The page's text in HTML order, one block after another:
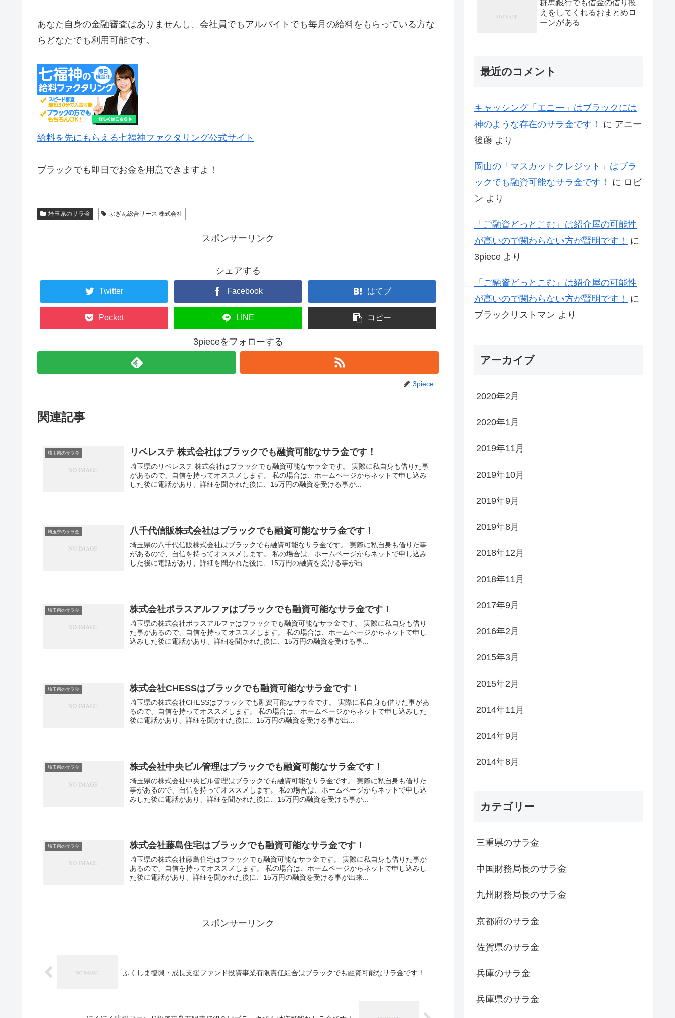
あなた自身の金融審査はありませんし、会社員でもアルバイトでも毎月の給料をもらっている方な
らどなたでも利用可能です。
給料を先にもらえる七福神ファクタリング公式サイト
ブラックでも即日でお金を用意できますよ！
埼玉県のサラ金 ぶぎん総合リース 株式会社
スポンサーリンク
シェアする
Twitter Facebook はてブ
Pocket LINE コピー
3pieceをフォローする
3piece
関連記事
埼玉県のサラ金 リベレステ 株式会社はブラックでも融資可能なサラ金です！
埼玉県のリベレステ 株式会社はブラックでも融資可能なサラ金です。 実際に私自身も借りた事
があるので、自信を持ってオススメします。 私の場合は、ホームページからネットで申し込み
した後に電話があり、詳細を聞かれた後に、15万円の融資を受ける事が...
埼玉県のサラ金 八千代信販株式会社はブラックでも融資可能なサラ金です！
埼玉県の八千代信販株式会社はブラックでも融資可能なサラ金です。 実際に私自身も借りた事
があるので、自信を持ってオススメします。 私の場合は、ホームページからネットで申し込み
した後に電話があり、詳細を聞かれた後に、15万円の融資を受ける事が出...
埼玉県のサラ金 株式会社ポラスアルファはブラックでも融資可能なサラ金です！
埼玉県の株式会社ポラスアルファはブラックでも融資可能なサラ金です。 実際に私自身も借り
た事があるので、自信を持ってオススメします。 私の場合は、ホームページからネットで申し
込みした後に電話があり、詳細を聞かれた後に、15万円の融資を受ける事...
埼玉県のサラ金 株式会社CHESSはブラックでも融資可能なサラ金です！
埼玉県の株式会社CHESSはブラックでも融資可能なサラ金です。 実際に私自身も借りた事があ
るので、自信を持ってオススメします。 私の場合は、ホームページからネットで申し込みした
後に電話があり、詳細を聞かれた後に、15万円の融資を受ける事が出...
埼玉県のサラ金 株式会社中央ビル管理はブラックでも融資可能なサラ金です！
埼玉県の株式会社中央ビル管理はブラックでも融資可能なサラ金です。 実際に私自身も借りた
事があるので、自信を持ってオススメします。 私の場合は、ホームページからネットで申し込
みした後に電話があり、詳細を聞かれた後に、15万円の融資を受ける事が...
埼玉県のサラ金 株式会社藤島住宅はブラックでも融資可能なサラ金です！
埼玉県の株式会社藤島住宅はブラックでも融資可能なサラ金です。 実際に私自身も借りた事が
あるので、自信を持ってオススメします。 私の場合は、ホームページからネットで申し込みし
た後に電話があり、詳細を聞かれた後に、15万円の融資を受ける事が出来...
スポンサーリンク
ふくしま復興・成長支援ファンド投資事業有限責任組合はブラックでも融資可能なサラ金です！
群馬銀行でも借金の借り換
えをしてくれるおまとめロ
ーンがある
最近のコメント
キャッシング「エニー」はブラックには
神のような存在のサラ金です！
に アニー
後藤 より
岡山の「マスカットクレジット」はブラ
ックでも融資可能なサラ金です！
に ロビ
ン より
「ご融資どっとこむ」は紹介屋の可能性
が高いので関わらない方が賢明です！
に
3piece より
「ご融資どっとこむ」は紹介屋の可能性
が高いので関わらない方が賢明です！
に
ブラックリストマン より
アーカイブ
2020年2月
2020年1月
2019年11月
2019年10月
2019年9月
2019年8月
2018年12月
2018年11月
2017年9月
2016年2月
2015年3月
2015年2月
2014年11月
2014年9月
2014年8月
カテゴリー
三重県のサラ金
中国財務局長のサラ金
九州財務局長のサラ金
京都府のサラ金
佐賀県のサラ金
兵庫のサラ金
兵庫県のサラ金